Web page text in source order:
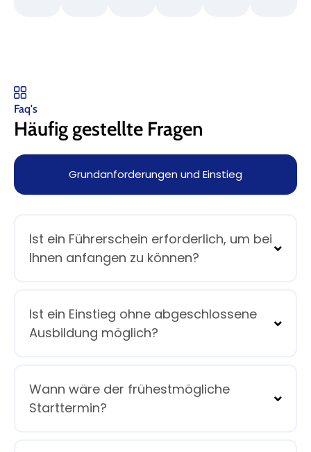
Faq's
Häufig gestellte Fragen
Grundanforderungen und Einstieg
Ist ein Führerschein erforderlich, um bei
Ihnen anfangen zu können?
Ist ein Einstieg ohne abgeschlossene
Ausbildung möglich?
Wann wäre der frühestmögliche
Starttermin?